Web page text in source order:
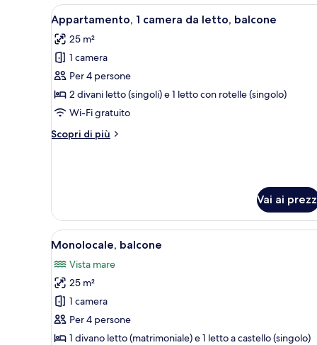
Apri
tutte
le
foto
per
Appartamento,
1
da
Una camera d'albergo con
6
Appartamento, 1 camera da letto, balcone
25 m²
1 camera
Per 4 persone
2 divani letto (singoli) e 1 letto con rotelle (singolo)
Wi-Fi gratuito
Scopri di più
Altri
da
letto,
balcone
Vai ai
Apri
tutte
le
foto
per
Monolocale,
balcone
Camera d'albergo con un
6
Monolocale, balcone
Vista mare
25 m²
1 camera
Per 4 persone
1 divano letto (matrimoniale) e 1 letto a castello (singolo)